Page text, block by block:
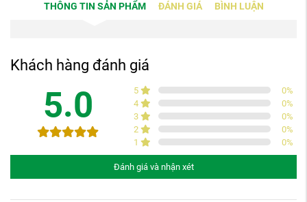
THÔNG TIN SẢN PHẨM ĐÁNH GIÁ BÌNH LUẬN
Khách hàng đánh giá
5.0 5 0%
4
0%
3
0%
2
0%
1
0%
Đánh giá và nhận xét